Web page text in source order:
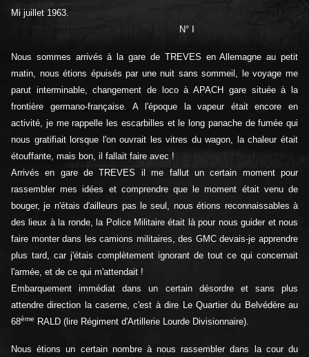
Mi juillet 1963.
N° I
Nous sommes arrivés à la gare de TREVES en Allemagne au petit
matin, nous étions épuisés par une nuit sans sommeil, le voyage me
parut interminable, changement de loco à APACH gare située à la
frontière germano-française. A l'époque la vapeur était encore en
activité, je me rappelle les escarbilles et le long panache de fumée qui
nous gratifiait lorsque l'on ouvrait les vitres du wagon, la chaleur était
étouffante, mais bon, il fallait faire avec !
Arrivés en gare de TREVES il me fallut un certain moment pour
rassembler mes idées et comprendre que le moment était venu de
bouger, je n'étais d'ailleurs pas le seul, nous étions reconnaissables à
des lieux à la ronde, la Police Militaire était là pour nous guider et nous
faire monter dans les camions militaires, des GMC devais-je apprendre
plus tard, car j'étais complètement ignorant de tout ce qui concernait
l'armée, et de ce qui m'attendait !
Embarquement immédiat dans un certain désordre et sans plus
attendre direction la caserne, c'est à dire Le Quartier du Belvédère au
68ème RALD (lire Régiment d'Artillerie Lourde Divisionnaire).
Nous étions un certain nombre à nous rassembler dans la cour du